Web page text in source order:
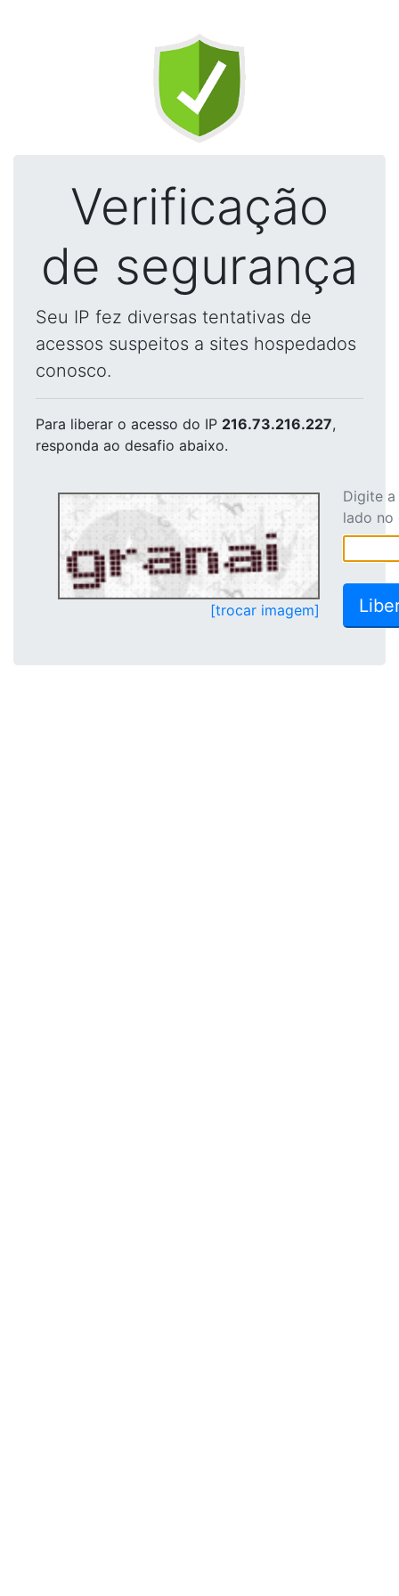
Verificação
de segurança
Seu IP fez diversas tentativas de
acessos suspeitos a sites hospedados
conosco.
Para liberar o acesso do IP 216.73.216.227,
responda ao desafio abaixo.
[trocar imagem]
Digite
lado no